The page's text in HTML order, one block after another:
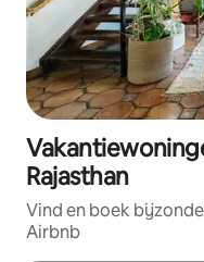
Rajasthan
Vind en boek
Airbnb